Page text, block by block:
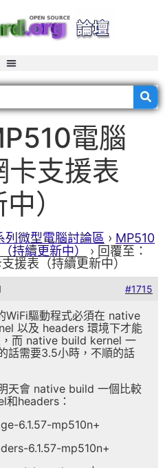
電腦
卡支援表
）
列微型電腦討論區 › MP510
持續更新中）
› 回覆至：
援表（持續更新中）
#1715
WiFi驅動程式必須在 native
以及 headers 環境下才能
而 native build kernel 一
話需要3.5小時，不順的話
天會 native build 一個比較
和headers：
6.1.57-mp510n+
6.1.57-mp510n+